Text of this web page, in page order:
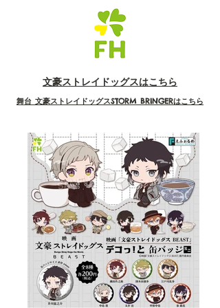
文豪ストレイドッグスはこちら
舞台 文豪ストレイドッグスSTORM BRINGERはこちら